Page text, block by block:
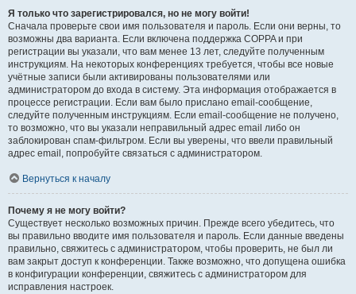
Я только что зарегистрировался, но не могу войти!
Сначала проверьте свои имя пользователя и пароль. Если они верны, то
возможны два варианта. Если включена поддержка COPPA и при
регистрации вы указали, что вам менее 13 лет, следуйте полученным
инструкциям. На некоторых конференциях требуется, чтобы все новые
учётные записи были активированы пользователями или
администратором до входа в систему. Эта информация отображается в
процессе регистрации. Если вам было прислано email-сообщение,
следуйте полученным инструкциям. Если email-сообщение не получено,
то возможно, что вы указали неправильный адрес email либо он
заблокирован спам-фильтром. Если вы уверены, что ввели правильный
адрес email, попробуйте связаться с администратором.
Вернуться к началу
Почему я не могу войти?
Существует несколько возможных причин. Прежде всего убедитесь, что
вы правильно вводите имя пользователя и пароль. Если данные введены
правильно, свяжитесь с администратором, чтобы проверить, не был ли
вам закрыт доступ к конференции. Также возможно, что допущена ошибка
в конфигурации конференции, свяжитесь с администратором для
исправления настроек.